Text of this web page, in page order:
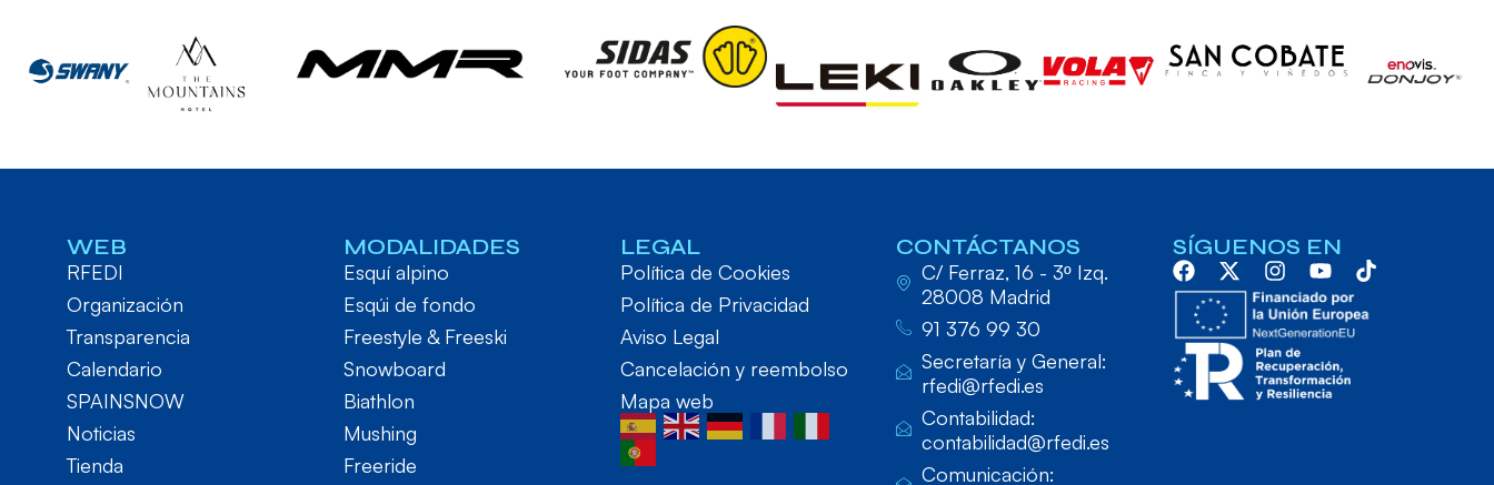
WEB
RFEDI
Organización
Transparencia
Calendario
SPAINSNOW
Noticias
Tienda
MODALIDADES
Esquí alpino
Esqúi de fondo
Freestyle & Freeski
Snowboard
Biathlon
Mushing
Freeride
LEGAL
Política de Cookies
Política de Privacidad
Aviso Legal
Cancelación y reembolso
Mapa web
CONTÁCTANOS
C/ Ferraz, 16 - 3º Izq.
28008 Madrid
91 376 99 30
Secretaría y General:
rfedi@rfedi.es
Contabilidad:
contabilidad@rfedi.es
Comunicación:
SÍGUENOS EN